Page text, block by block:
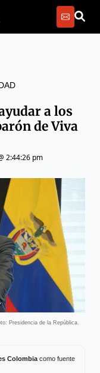
a los
de Viva
2:44:26 pm
Presidencia de la República.
Colombiacomo fuente